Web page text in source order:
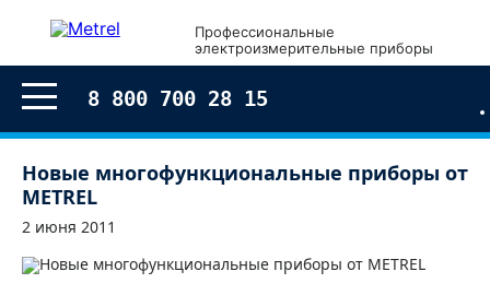
Профессиональные
электроизмерительные приборы
8 800 700 28 15
Новые многофункциональные приборы от
METREL
2 июня 2011